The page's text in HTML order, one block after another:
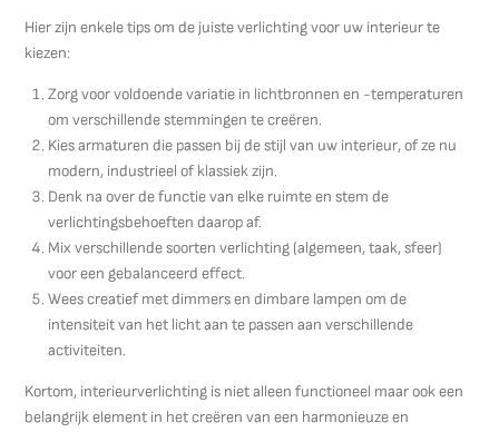
Hier zijn enkele tips om de juiste verlichting voor uw interieur te
kiezen:
Zorg voor voldoende variatie in lichtbronnen en -temperaturen
om verschillende stemmingen te creëren.
Kies armaturen die passen bij de stijl van uw interieur, of ze nu
modern, industrieel of klassiek zijn.
Denk na over de functie van elke ruimte en stem de
verlichtingsbehoeften daarop af.
Mix verschillende soorten verlichting (algemeen, taak, sfeer)
voor een gebalanceerd effect.
Wees creatief met dimmers en dimbare lampen om de
intensiteit van het licht aan te passen aan verschillende
activiteiten.
Kortom, interieurverlichting is niet alleen functioneel maar ook een
belangrijk element in het creëren van een harmonieuze en